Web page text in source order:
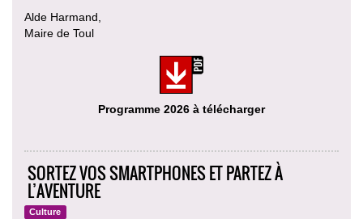
Alde Harmand,
Maire de Toul
Programme 2026 à télécharger
SORTEZ VOS SMARTPHONES ET PARTEZ À
L’AVENTURE
Culture